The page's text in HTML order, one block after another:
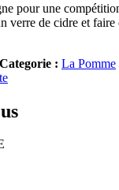
pour une
verre de cidre et faire
Categorie : La Pomme